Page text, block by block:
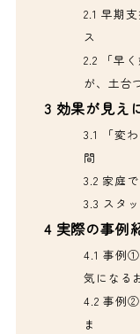
2.1 早期
ス
2.2 「早
が、土台
3 効果が見え
3.1
「変
間
3.2 家庭
3.3 スタ
4実際の事例
4.1 事例①
気になる
4.2 事例②
ま